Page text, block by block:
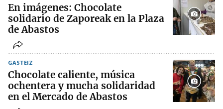
En imágenes: Chocolate
solidario de Zaporeak en la Plaza
de Abastos
GASTEIZ
Chocolate caliente, música
ochentera y mucha solidaridad
en el Mercado de Abastos